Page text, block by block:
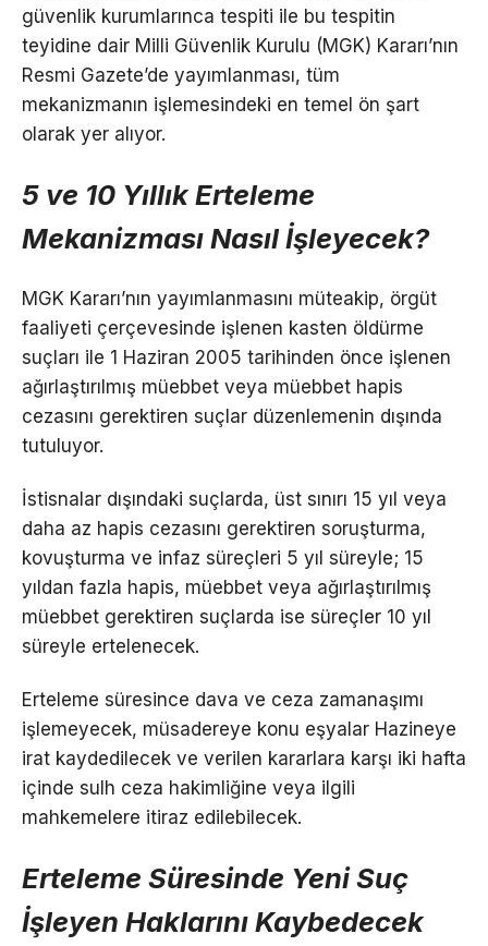
güvenlik kurumlarınca tespiti ile bu tespitin
teyidine dair Milli Güvenlik Kurulu (MGK) Kararı’nın
Resmi Gazete’de yayımlanması, tüm
mekanizmanın işlemesindeki en temel ön şart
olarak yer alıyor.
5 ve 10 Yıllık Erteleme
Mekanizması Nasıl İşleyecek?
MGK Kararı’nın yayımlanmasını müteakip, örgüt
faaliyeti çerçevesinde işlenen kasten öldürme
suçları ile 1 Haziran 2005 tarihinden önce işlenen
ağırlaştırılmış müebbet veya müebbet hapis
cezasını gerektiren suçlar düzenlemenin dışında
tutuluyor.
İstisnalar dışındaki suçlarda, üst sınırı 15 yıl veya
daha az hapis cezasını gerektiren soruşturma,
kovuşturma ve infaz süreçleri 5 yıl süreyle; 15
yıldan fazla hapis, müebbet veya ağırlaştırılmış
müebbet gerektiren suçlarda ise süreçler 10 yıl
süreyle ertelenecek.
Erteleme süresince dava ve ceza zamanaşımı
işlemeyecek, müsadereye konu eşyalar Hazineye
irat kaydedilecek ve verilen kararlara karşı iki hafta
içinde sulh ceza hakimliğine veya ilgili
mahkemelere itiraz edilebilecek.
Erteleme Süresinde Yeni Suç
İşleyen Haklarını Kaybedecek